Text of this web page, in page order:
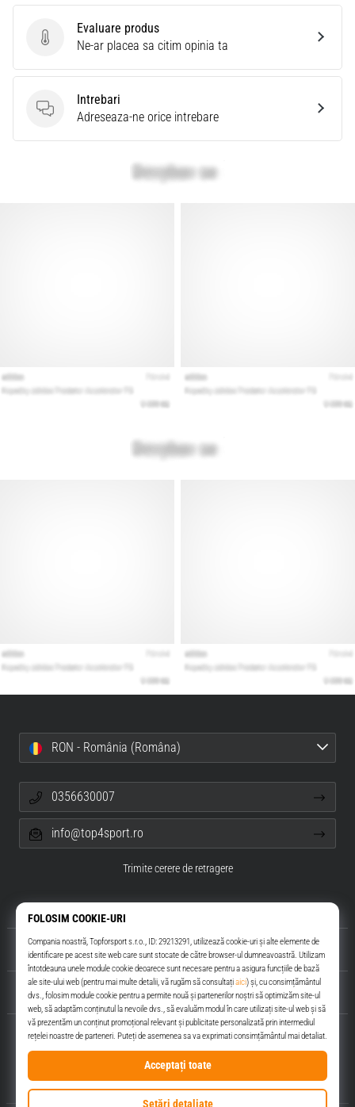
Evaluare produs
Evaluare produs
Ne-ar placea sa citim opinia ta
Intrebari
Intrebari
Adreseaza-ne orice intrebare
Top4Sport.ro
Despre noi
Servicii clienți
RON - România (Româna)
0356630007
info@top4sport.ro
Trimite cerere de retragere